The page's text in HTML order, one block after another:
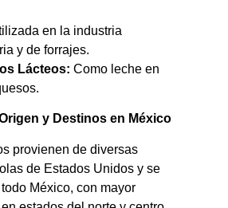
en la industria
y de forrajes.​
Lácteos: Como leche en
y Destinos en México
provienen de diversas
de Estados Unidos y se
México, con mayor